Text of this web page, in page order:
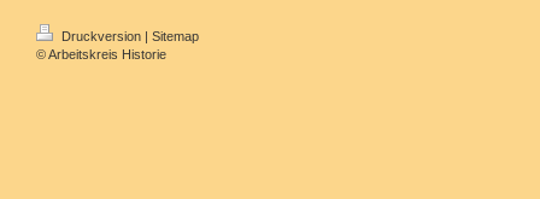
Druckversion | Sitemap
© Arbeitskreis Historie